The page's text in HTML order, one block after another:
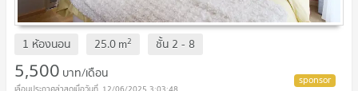
1 ห้องนอน 25.0m2 ชั้น 2 - 8
5,500 บาท/เดือน